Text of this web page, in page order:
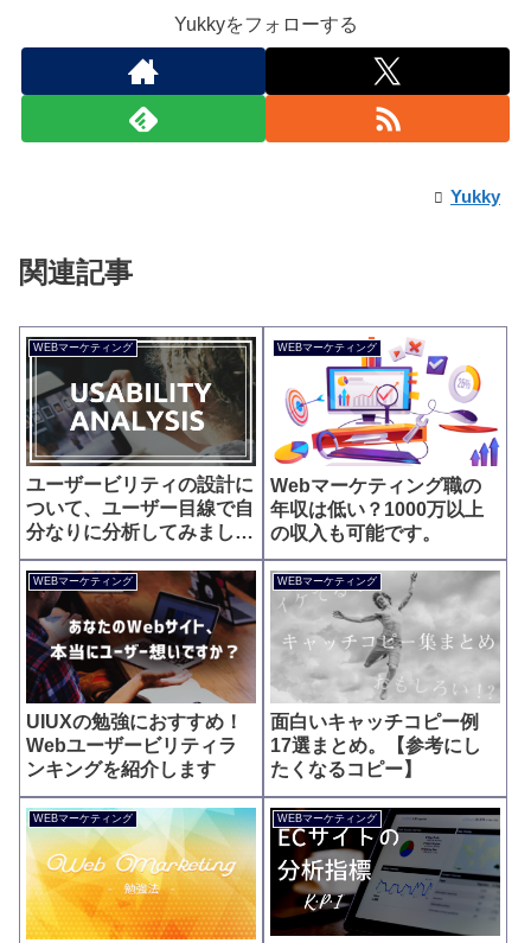
Yukkyをフォローする
Yukky
関連記事
WEBマーケティング
ユーザービリティの設計に
ついて、ユーザー目線で自
分なりに分析してみまし
た。
WEBマーケティング
Webマーケティング職の
年収は低い？1000万以上
の収入も可能です。
WEBマーケティング
UIUXの勉強におすすめ！
Webユーザービリティラ
ンキングを紹介します
WEBマーケティング
面白いキャッチコピー例
17選まとめ。【参考にし
たくなるコピー】
WEBマーケティング WEBマーケティング